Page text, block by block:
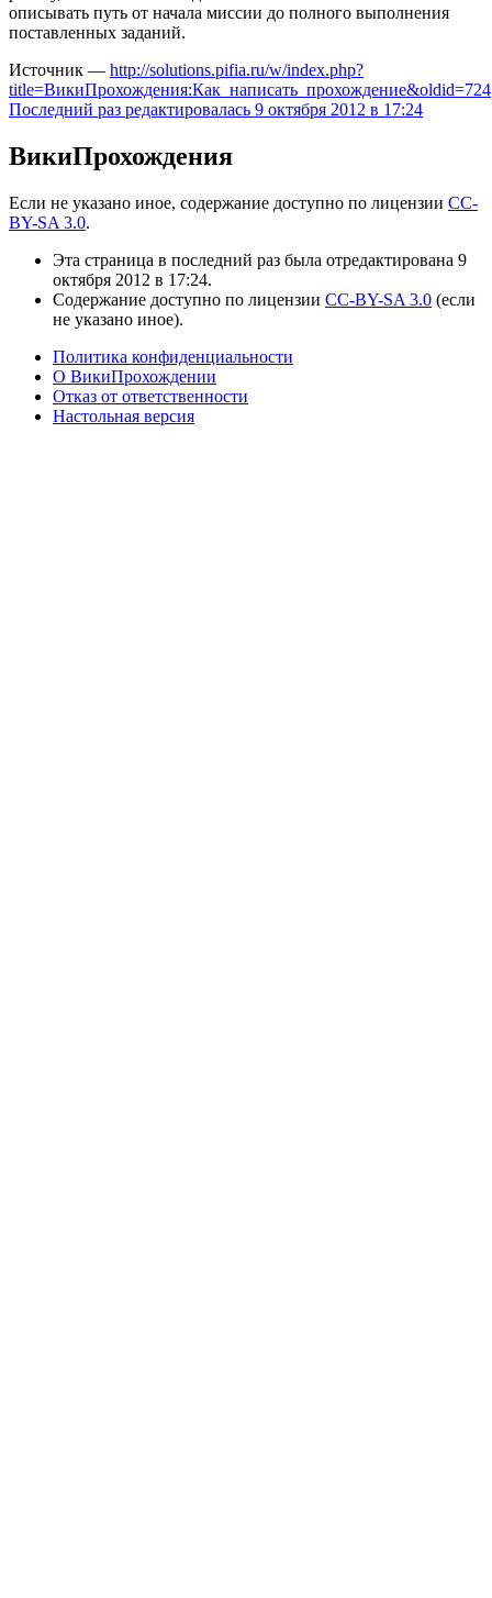
описывать путь от начала миссии до полного выполнения
поставленных заданий.
Источник — http://solutions.pifia.ru/w/index.php?
title=ВикиПрохождения:Как_написать_прохождение&oldid=724
Последний раз редактировалась 9 октября 2012 в 17:24
ВикиПрохождения
Если не указано иное, содержание доступно по лицензии CC-
BY-SA 3.0.
Эта страница в последний раз была отредактирована 9
октября 2012 в 17:24.
Содержание доступно по лицензии CC-BY-SA 3.0 (если
не указано иное).
Политика конфиденциальности
О ВикиПрохождении
Отказ от ответственности
Настольная версия